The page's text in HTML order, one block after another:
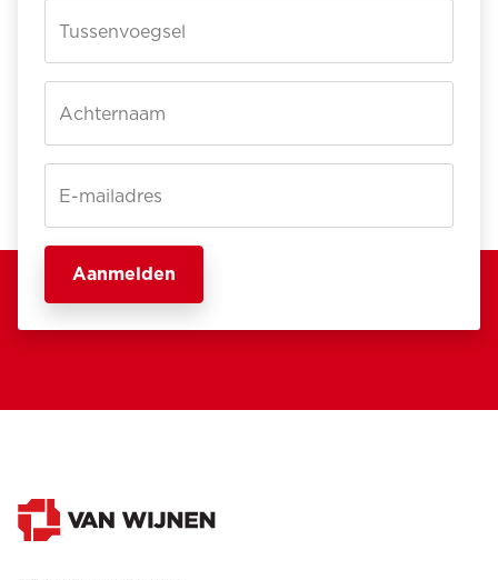
Tussenvoegsel
Achternaam
E-mailadres